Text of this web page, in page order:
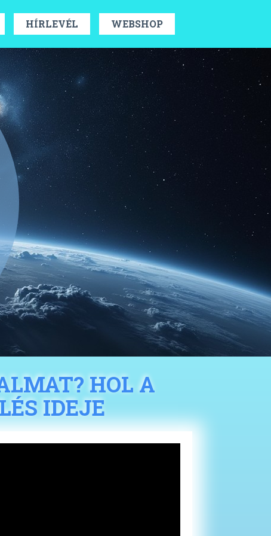
HÍRLEVÉL WEBSHOP
HOL A
IDEJE